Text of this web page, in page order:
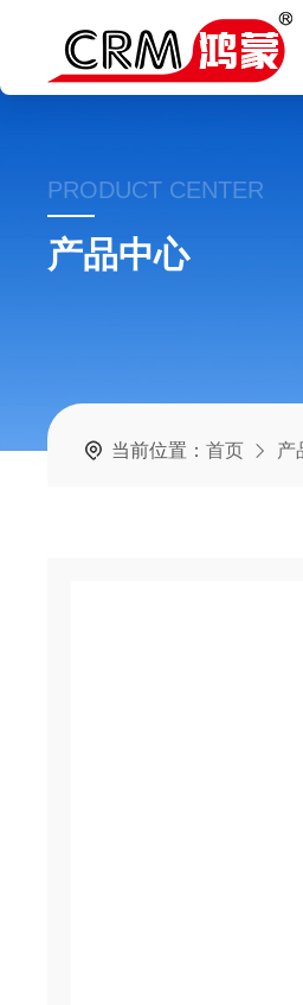
PRODUCT CENTER
产品中心
当前位置：首页 产